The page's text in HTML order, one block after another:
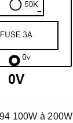
100W à 200W